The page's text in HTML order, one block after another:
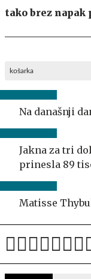
tako brez
košarka
Na današnji
Jakna za tri
prinesla 89
Matisse